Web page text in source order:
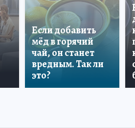
Если добавить
мёд в горячий
чай, он станет
вредным. Так ли
это?